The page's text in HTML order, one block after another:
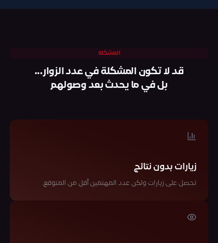
المشكلة
قد لا تكون المشكلة في عدد الزوار...
بل في ما يحدث بعد وصولهم
زيارات بدون نتائج
تحصل على زيارات ولكن عدد المهتمين أقل من المتوقع.